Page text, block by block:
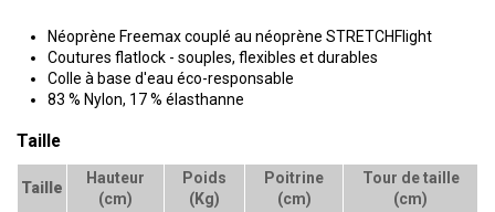
Néoprène Freemax couplé au néoprène STRETCHFlight
Coutures flatlock - souples, flexibles et durables
Colle à base d'eau éco-responsable
83 % Nylon, 17 % élasthanne
Taille
Taille
Hauteur
(cm)
Poids
(Kg)
Poitrine
(cm)
Tour de taille
(cm)